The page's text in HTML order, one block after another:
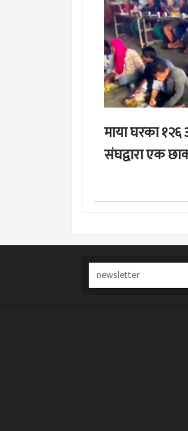
माया घरका १२६
संघद्वारा एक